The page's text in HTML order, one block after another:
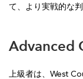
て、より実戦的な
Advanced
上級者は、West